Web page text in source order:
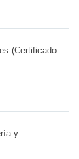
(Certificado
y